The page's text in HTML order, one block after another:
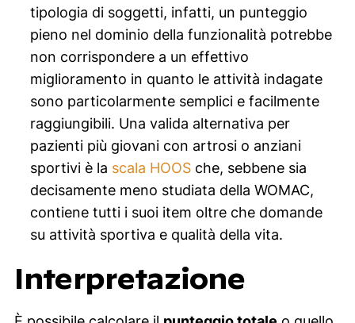
tipologia di soggetti, infatti, un punteggio
pieno nel dominio della funzionalità potrebbe
non corrispondere a un effettivo
miglioramento in quanto le attività indagate
sono particolarmente semplici e facilmente
raggiungibili. Una valida alternativa per
pazienti più giovani con artrosi o anziani
sportivi è la scala HOOSche, sebbene sia
decisamente meno studiata della WOMAC,
contiene tutti i suoi item oltre che domande
su attività sportiva e qualità della vita.
Interpretazione